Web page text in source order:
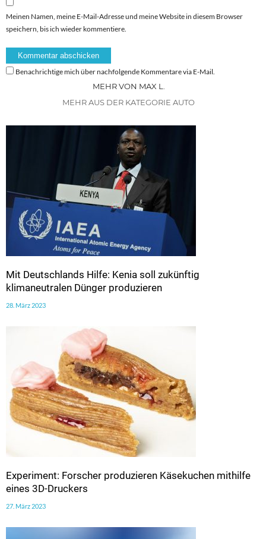
Meinen Namen, meine E-Mail-Adresse und meine Website in diesem Browser
speichern, bis ich wieder kommentiere.
Benachrichtige mich über nachfolgende Kommentare via E-Mail.
MEHR VON MAX L.
MEHR AUS DER KATEGORIE AUTO
Mit Deutschlands Hilfe: Kenia soll zukünftig
klimaneutralen Dünger produzieren
28. März 2023
Experiment: Forscher produzieren Käsekuchen mithilfe
eines 3D-Druckers
27. März 2023